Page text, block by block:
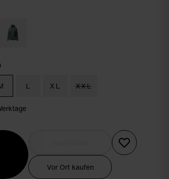
L XL XXL
Vor Ort kaufen